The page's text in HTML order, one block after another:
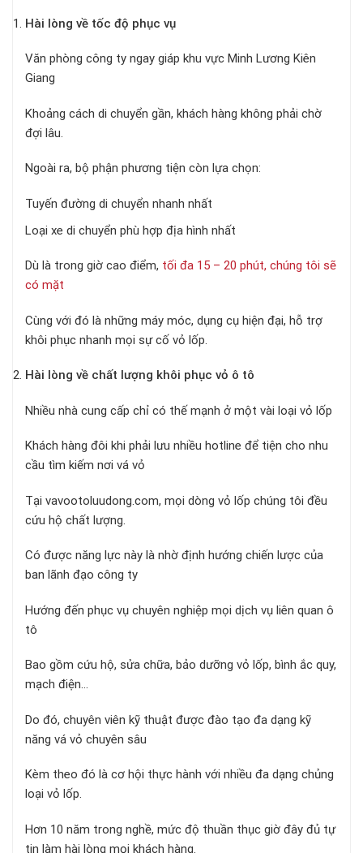
Hài lòng về tốc độ phục vụ
Văn phòng công ty ngay giáp khu vực Minh Lương Kiên
Giang
Khoảng cách di chuyển gần, khách hàng không phải chờ
đợi lâu.
Ngoài ra, bộ phận phương tiện còn lựa chọn:
Tuyến đường di chuyển nhanh nhất
Loại xe di chuyển phù hợp địa hình nhất
Dù là trong giờ cao điểm, tối đa 15 – 20 phút, chúng tôi sẽ
có mặt
Cùng với đó là những máy móc, dụng cụ hiện đại, hỗ trợ
khôi phục nhanh mọi sự cố vỏ lốp.
Hài lòng về chất lượng khôi phục vỏ ô tô
Nhiều nhà cung cấp chỉ có thế mạnh ở một vài loại vỏ lốp
Khách hàng đôi khi phải lưu nhiều hotline để tiện cho nhu
cầu tìm kiếm nơi vá vỏ
Tại vavootoluudong.com, mọi dòng vỏ lốp chúng tôi đều
cứu hộ chất lượng.
Có được năng lực này là nhờ định hướng chiến lược của
ban lãnh đạo công ty
Hướng đến phục vụ chuyên nghiệp mọi dịch vụ liên quan ô
tô
Bao gồm cứu hộ, sửa chữa, bảo dưỡng vỏ lốp, bình ắc quy,
mạch điện…
Do đó, chuyên viên kỹ thuật được đào tạo đa dạng kỹ
năng vá vỏ chuyên sâu
Kèm theo đó là cơ hội thực hành với nhiều đa dạng chủng
loại vỏ lốp.
Hơn 10 năm trong nghề, mức độ thuần thục giờ đây đủ tự
tin làm hài lòng mọi khách hàng.